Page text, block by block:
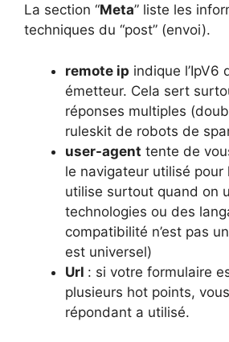
La section “Meta” liste les
techniques du “post” (envoi).
remote ip indique l’IpV6
émetteur. Cela sert
réponses multiples
ruleskit de robots de
user-agent tente de
le navigateur utilisé pour
utilise surtout quand on
technologies ou des
compatibilité n’est pas
est universel)
Url : si votre formulaire
plusieurs hot points,
répondant a utilisé.